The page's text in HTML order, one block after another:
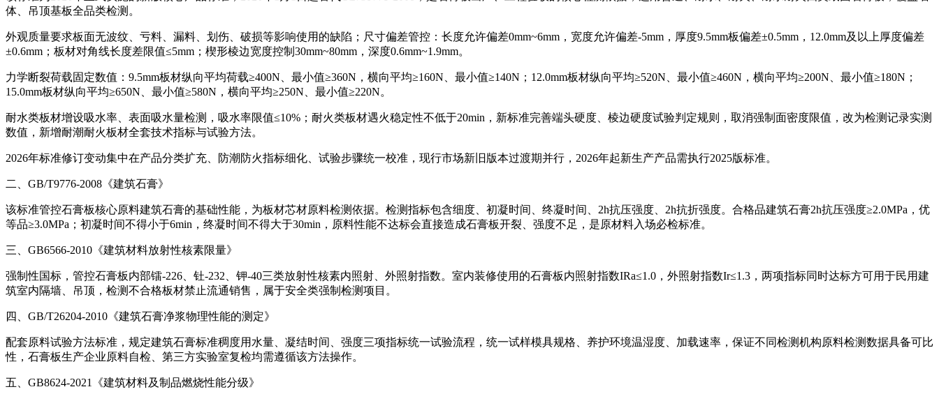
体、吊顶基板全品类检测。
外观质量要求板面无波纹、亏料、漏料、划伤、破损等影响使用的缺陷；尺寸偏差管控：长度允许偏差0mm~6mm，宽度允许偏差-5mm，厚度9.5mm板偏差±0.5mm，12.0mm及以上厚度偏差
±0.6mm；板材对角线长度差限值≤5mm；楔形棱边宽度控制30mm~80mm，深度0.6mm~1.9mm。
力学断裂荷载固定数值：9.5mm板材纵向平均荷载≥400N、最小值≥360N，横向平均≥160N、最小值≥140N；12.0mm板材纵向平均≥520N、最小值≥460N，横向平均≥200N、最小值≥180N；
15.0mm板材纵向平均≥650N、最小值≥580N，横向平均≥250N、最小值≥220N。
耐水类板材增设吸水率、表面吸水量检测，吸水率限值≤10%；耐火类板材遇火稳定性不低于20min，新标准完善端头硬度、棱边硬度试验判定规则，取消强制面密度限值，改为检测记录实测
数值，新增耐潮耐火板材全套技术指标与试验方法。
2026年标准修订变动集中在产品分类扩充、防潮防火指标细化、试验步骤统一校准，现行市场新旧版本过渡期并行，2026年起新生产产品需执行2025版标准。
二、GB/T9776-2008《建筑石膏》
该标准管控石膏板核心原料建筑石膏的基础性能，为板材芯材原料检测依据。检测指标包含细度、初凝时间、终凝时间、2h抗压强度、2h抗折强度。合格品建筑石膏2h抗压强度≥2.0MPa，优
等品≥3.0MPa；初凝时间不得小于6min，终凝时间不得大于30min，原料性能不达标会直接造成石膏板开裂、强度不足，是原材料入场必检标准。
三、GB6566-2010《建筑材料放射性核素限量》
强制性国标，管控石膏板内部镭-226、钍-232、钾-40三类放射性核素内照射、外照射指数。室内装修使用的石膏板内照射指数IRa≤1.0，外照射指数Ir≤1.3，两项指标同时达标方可用于民用建
筑室内隔墙、吊顶，检测不合格板材禁止流通销售，属于安全类强制检测项目。
四、GB/T26204-2010《建筑石膏净浆物理性能的测定》
配套原料试验方法标准，规定建筑石膏标准稠度用水量、凝结时间、强度三项指标统一试验流程，统一试样模具规格、养护环境温湿度、加载速率，保证不同检测机构原料检测数据具备可比
性，石膏板生产企业原料自检、第三方实验室复检均需遵循该方法操作。
五、GB8624-2021《建筑材料及制品燃烧性能分级》